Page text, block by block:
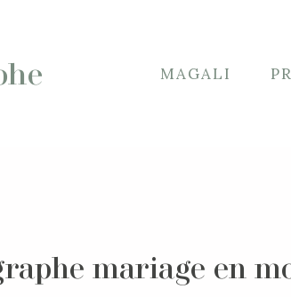
MAGALI
mariage en